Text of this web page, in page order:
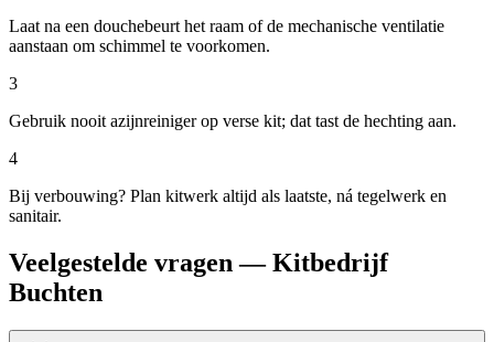
Laat na een douchebeurt het raam of de mechanische ventilatie
aanstaan om schimmel te voorkomen.
3
Gebruik nooit azijnreiniger op verse kit; dat tast de hechting aan.
4
Bij verbouwing? Plan kitwerk altijd als laatste, ná tegelwerk en
sanitair.
Veelgestelde vragen — Kitbedrijf
Buchten